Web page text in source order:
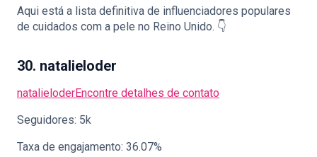
Aqui está a lista definitiva de influenciadores populares
de cuidados com a pele no Reino Unido. 👇
30. natalieloder
natalieloderEncontre detalhes de contato
Seguidores: 5k
Taxa de engajamento: 36.07%